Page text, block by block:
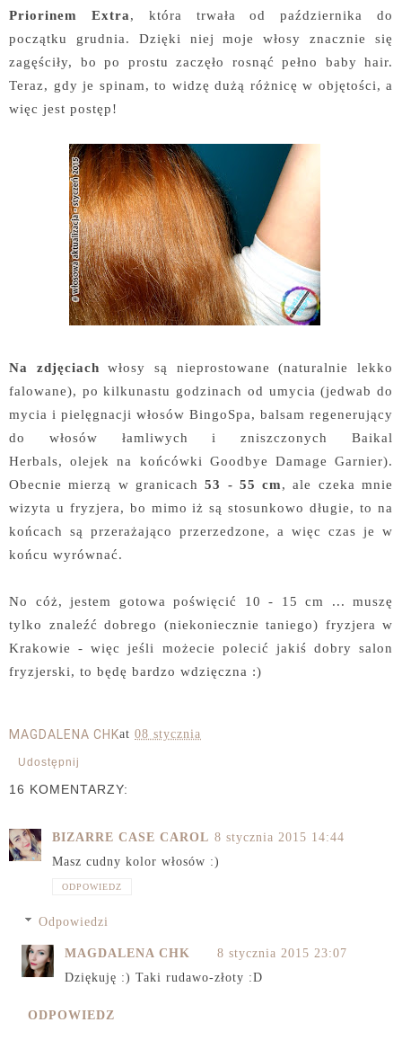
Priorinem Extra, która trwała od października do
początku grudnia. Dzięki niej moje włosy znacznie się
zagęściły, bo po prostu zaczęło rosnąć pełno baby hair.
Teraz, gdy je spinam, to widzę dużą różnicę w objętości, a
więc jest postęp!
Na zdjęciach włosy są nieprostowane (naturalnie lekko
falowane), po kilkunastu godzinach od umycia (jedwab do
mycia i pielęgnacji włosów BingoSpa, balsam regenerujący
do włosów łamliwych i zniszczonych Baikal
Herbals, olejek na końcówki Goodbye Damage Garnier).
Obecnie mierzą w granicach53 - 55 cm, ale czeka mnie
wizyta u fryzjera, bo mimo iż są stosunkowo długie, to na
końcach są przerażająco przerzedzone, a więc czas je w
końcu wyrównać.
No cóż, jestem gotowa poświęcić 10 - 15 cm ... muszę
tylko znaleźć dobrego (niekoniecznie taniego) fryzjera w
Krakowie - więc jeśli możecie polecić jakiś dobry salon
fryzjerski, to będę bardzo wdzięczna :)
MAGDALENA CHKat 08 stycznia
Udostępnij
16 KOMENTARZY:
BIZARRE CASE CAROL 8 stycznia 2015 14:44
Masz cudny kolor włosów :)
ODPOWIEDZ
Odpowiedzi
MAGDALENA CHK
8 stycznia 2015 23:07
Dziękuję :) Taki rudawo-złoty :D
ODPOWIEDZ